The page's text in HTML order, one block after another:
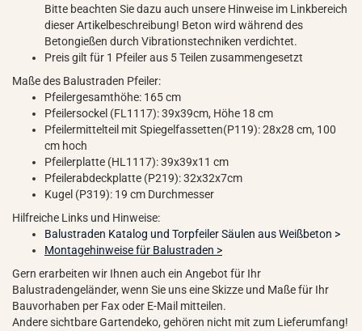
Bitte beachten Sie dazu auch unsere Hinweise im Linkbereich
dieser Artikelbeschreibung! Beton wird während des
Betongießen durch Vibrationstechniken verdichtet.
Preis gilt für 1 Pfeiler aus 5 Teilen zusammengesetzt
Maße des Balustraden Pfeiler:
Pfeilergesamthöhe: 165 cm
Pfeilersockel (FL1117): 39x39cm, Höhe 18 cm
Pfeilermittelteil mit Spiegelfassetten(P119): 28x28 cm, 100
cm hoch
Pfeilerplatte (HL1117): 39x39x11 cm
Pfeilerabdeckplatte (P219): 32x32x7cm
Kugel (P319): 19 cm Durchmesser
Hilfreiche Links und Hinweise:
Balustraden Katalog und Torpfeiler Säulen aus Weißbeton >
Montagehinweise für Balustraden >
Gern erarbeiten wir Ihnen auch ein Angebot für Ihr
Balustradengeländer, wenn Sie uns eine Skizze und Maße für Ihr
Bauvorhaben per Fax oder E-Mail mitteilen.
Andere sichtbare Gartendeko, gehören nicht mit zum Lieferumfang!